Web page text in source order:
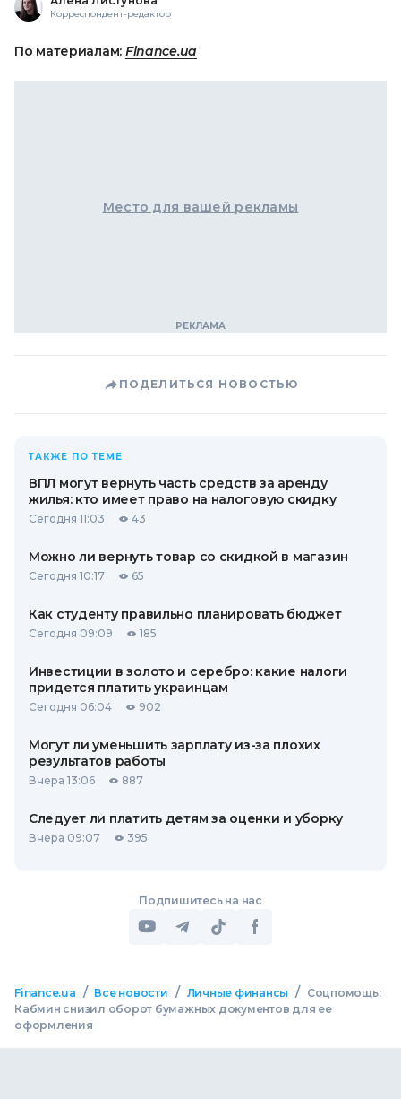
Корреспондент-редактор
По материалам: Finance.ua
Место для вашей рекламы
ПОДЕЛИТЬСЯ НОВОСТЬЮ
ТАКЖЕ ПО ТЕМЕ
ВПЛ могут вернуть часть средств за аренду
жилья: кто имеет право на налоговую скидку
Сегодня 11:03 43
Можно ли вернуть товар со скидкой в ​​магазин
Сегодня 10:17 65
Как студенту правильно планировать бюджет
Сегодня 09:09 185
Инвестиции в золото и серебро: какие налоги
придется платить украинцам
Сегодня 06:04 902
Могут ли уменьшить зарплату из-за плохих
результатов работы
Вчера 13:06 887
Следует ли платить детям за оценки и уборку
Вчера 09:07 395
Подпишитесь на нас
Finance.ua / Все новости / Личные финансы /
Соцпомощь:
Кабмин снизил оборот бумажных документов для ее
оформления